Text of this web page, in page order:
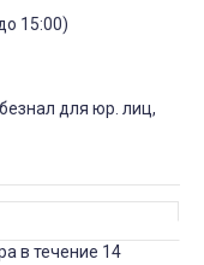
15:00)
для юр. лиц,
в течение 14